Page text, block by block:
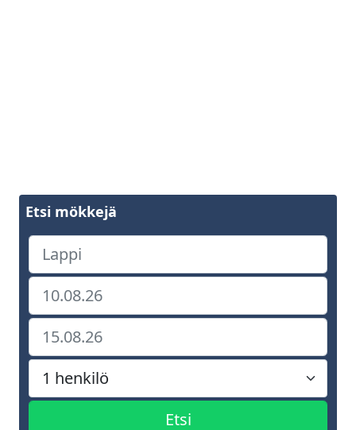
Etsi mökkejä